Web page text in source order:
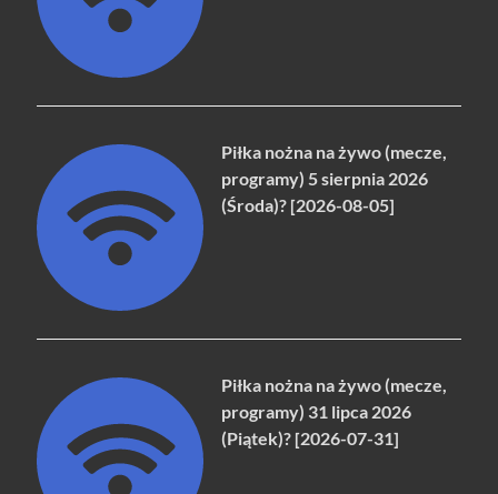
Piłka nożna na żywo (mecze,
programy) 5 sierpnia 2026
(Środa)? [2026-08-05]
Piłka nożna na żywo (mecze,
programy) 31 lipca 2026
(Piątek)? [2026-07-31]